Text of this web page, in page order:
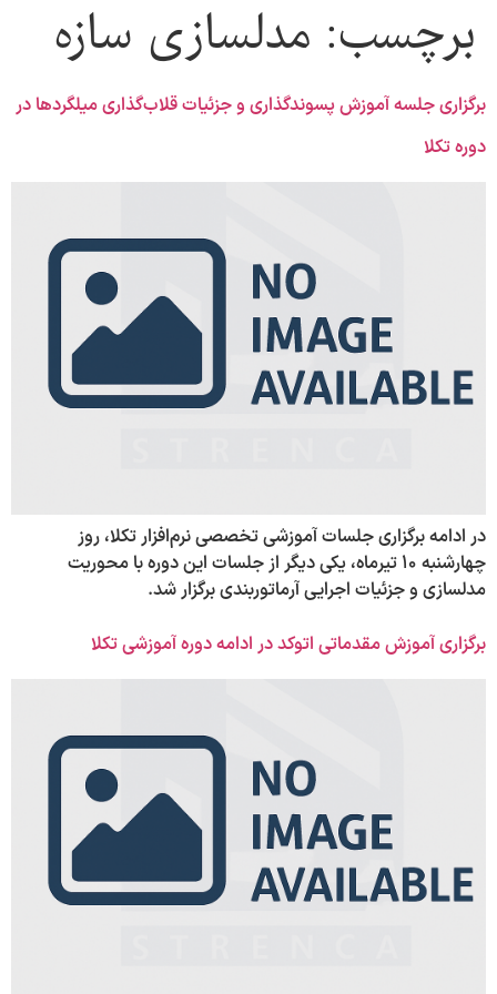
برچسب: مدلسازی سازه
برگزاری جلسه آموزش پسوندگذاری و جزئیات قلاب‌گذاری میلگردها در
دوره تکلا
در ادامه برگزاری جلسات آموزشی تخصصی نرم‌افزار تکلا، روز
چهارشنبه ۱۰ تیرماه، یکی دیگر از جلسات این دوره با محوریت
مدلسازی و جزئیات اجرایی آرماتوربندی برگزار شد.
برگزاری آموزش مقدماتی اتوکد در ادامه دوره آموزشی تکلا